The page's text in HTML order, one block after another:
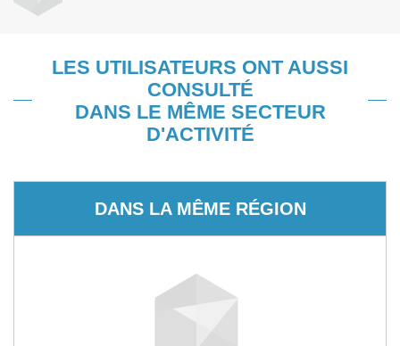
LES UTILISATEURS ONT AUSSI
CONSULTÉ
DANS LE MÊME SECTEUR
D'ACTIVITÉ
DANS LA MÊME RÉGION